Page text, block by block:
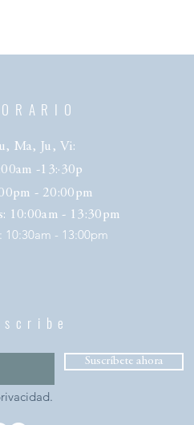
Ma, Ju, Vi:
-13:·30p
- 20:00pm
: 10:00am - 13:30pm
10:30am - 13:00pm
Suscríbete ahora